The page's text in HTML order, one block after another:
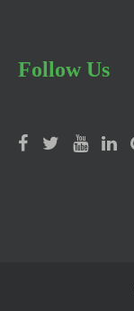
Follow Us